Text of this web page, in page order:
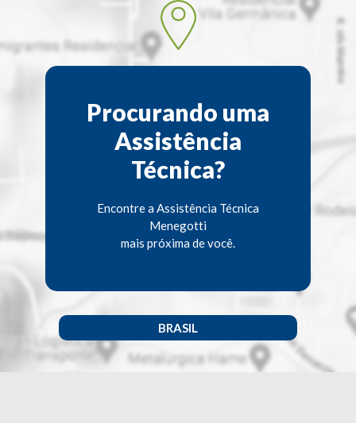
Procurando uma
Assistência
Técnica?
Encontre a Assistência Técnica
Menegotti
mais próxima de você.
BRASIL